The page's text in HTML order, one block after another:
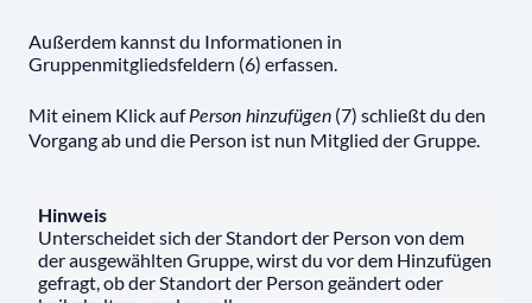
Außerdem kannst du Informationen in
Gruppenmitgliedsfeldern (6) erfassen.
Mit einem Klick aufPerson hinzufügen (7) schließt du den
Vorgang ab und die Person ist nun Mitglied der Gruppe.
Hinweis
Unterscheidet sich der Standort der Person von dem
der ausgewählten Gruppe, wirst du vor dem Hinzufügen
gefragt, ob der Standort der Person geändert oder